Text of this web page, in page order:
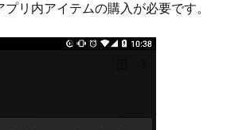
リ内アイテムの購入が必要です。